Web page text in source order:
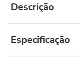
Descrição
Especificação